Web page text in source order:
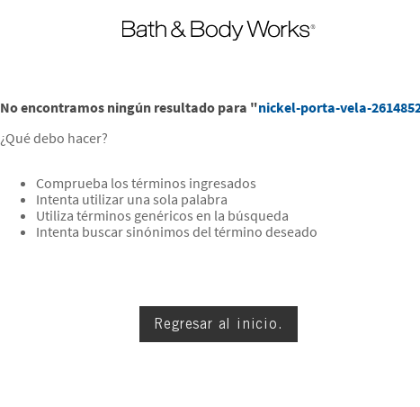
No encontramos ningún resultado para "nickel-porta-vela-
¿Qué debo hacer?
Comprueba los términos ingresados
Intenta utilizar una sola palabra
Utiliza términos genéricos en la búsqueda
Intenta buscar sinónimos del término deseado
Regresar al inicio.